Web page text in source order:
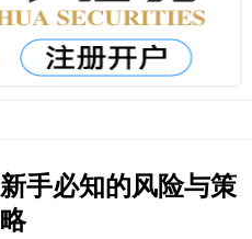
手必知的风险与策
略